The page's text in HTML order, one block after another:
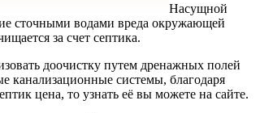
Насущной
сточными водами вреда окружающей
за счет септика.
доочистку путем дренажных полей
канализационные системы, благодаря
цена, то узнать её вы можете на сайте.